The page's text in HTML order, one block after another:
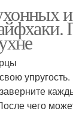
и
чего